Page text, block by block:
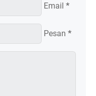
Email *
Pesan *